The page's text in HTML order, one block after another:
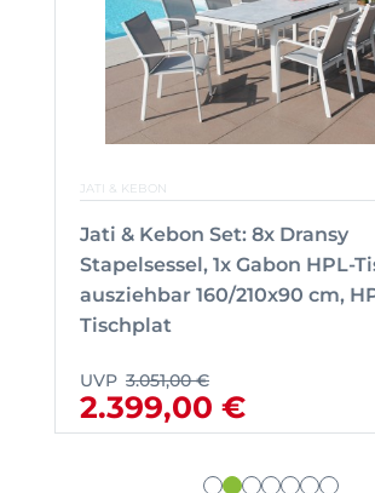
JATI & KEBON
Jati & Kebon Set: 8x Dransy
Stapelsessel, 1x Gabon HPL-
ausziehbar 160/210x90 cm,
Tischplat
UVP 3.051,00 €
2.399,00 €